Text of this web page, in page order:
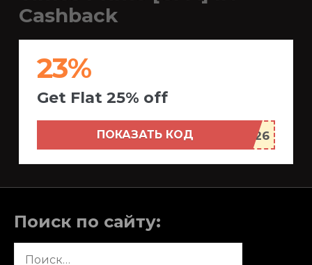
Cashback
23%
Get Flat 25% off
ПОКАЗАТЬ КОД
Поиск по сайту: